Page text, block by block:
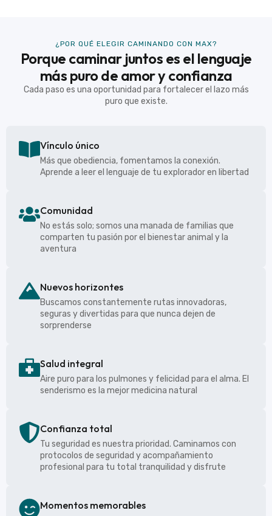
¿POR QUÉ ELEGIR CAMINANDO CON MAX?
Porque caminar juntos es el lenguaje
más puro de amor y confianza
Cada paso es una oportunidad para fortalecer el lazo más
puro que existe.
Vínculo único
Más que obediencia, fomentamos la conexión.
Aprende a leer el lenguaje de tu explorador en libertad
Comunidad
No estás solo; somos una manada de familias que
comparten tu pasión por el bienestar animal y la
aventura
Nuevos horizontes
Buscamos constantemente rutas innovadoras,
seguras y divertidas para que nunca dejen de
sorprenderse
Salud integral
Aire puro para los pulmones y felicidad para el alma. El
senderismo es la mejor medicina natural
Confianza total
Tu seguridad es nuestra prioridad. Caminamos con
protocolos de seguridad y acompañamiento
profesional para tu total tranquilidad y disfrute
Momentos memorables